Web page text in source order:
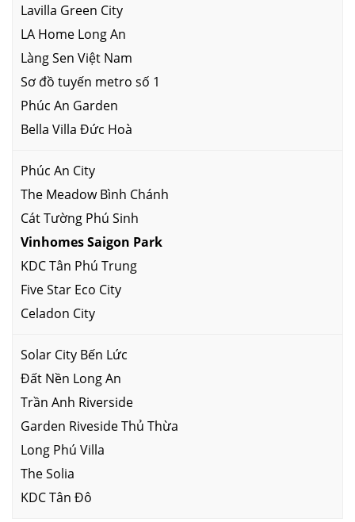
Lavilla Green City
LA Home Long An
Làng Sen Việt Nam
Sơ đồ tuyến metro số 1
Phúc An Garden
Bella Villa Đức Hoà
Phúc An City
The Meadow Bình Chánh
Cát Tường Phú Sinh
Vinhomes Saigon Park
KDC Tân Phú Trung
Five Star Eco City
Celadon City
Solar City Bến Lức
Đất Nền Long An
Trần Anh Riverside
Garden Riveside Thủ Thừa
Long Phú Villa
The Solia
KDC Tân Đô